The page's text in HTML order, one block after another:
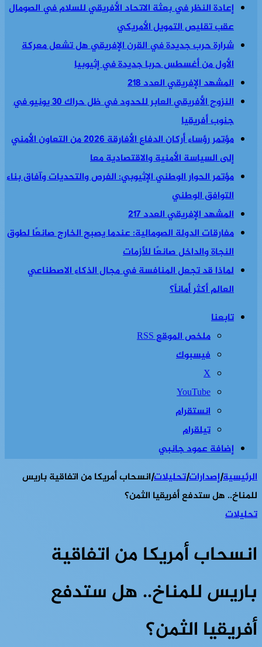
إعادة النظر في بعثة الاتحاد الأفريقي للسلام في الصومال
عقب تقليص التمويل الأمريكي
شرارة حرب جديدة في القرن الإفريقي هل تشعل معركة
الأول من أغسطس حربا جديدة في إثيوبيا
المشهد الإفريقي العدد 218
النزوح الأفريقي العابر للحدود في ظل حراك 30 يونيو في
جنوب أفريقيا
مؤتمر رؤساء أركان الدفاع الأفارقة 2026 من التعاون الأمني
إلى السياسة الأمنية والاقتصادية معا
مؤتمر الحوار الوطني الإثيوبي: الفرص والتحديات وآفاق بناء
التوافق الوطني
المشهد الإفريقي العدد 217
مفارقات الدولة الصومالية: عندما يصبح الخارج صانعًا لطوق
النجاة والداخل صانعًا للأزمات
لماذا قد تجعل المنافسة في مجال الذكاء الاصطناعي
العالم أكثر أماناً؟
تابعنا
ملخص الموقع RSS
فيسبوك
‫X
‫YouTube
انستقرام
تيلقرام
إضافة عمود جانبي
الرئيسية|إصدارات|تحليلات|انسحاب أمريكا من اتفاقية باريس
للمناخ.. هل ستدفع أفريقيا الثمن؟
تحليلات
انسحاب أمريكا من اتفاقية
باريس للمناخ.. هل ستدفع
أفريقيا الثمن؟